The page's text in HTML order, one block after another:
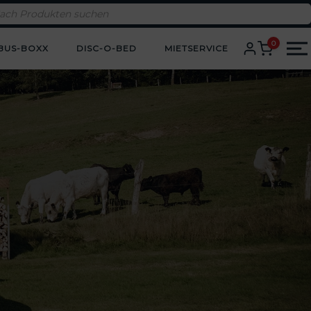
BOXX DISC-O-BED MIETSERVICE 0